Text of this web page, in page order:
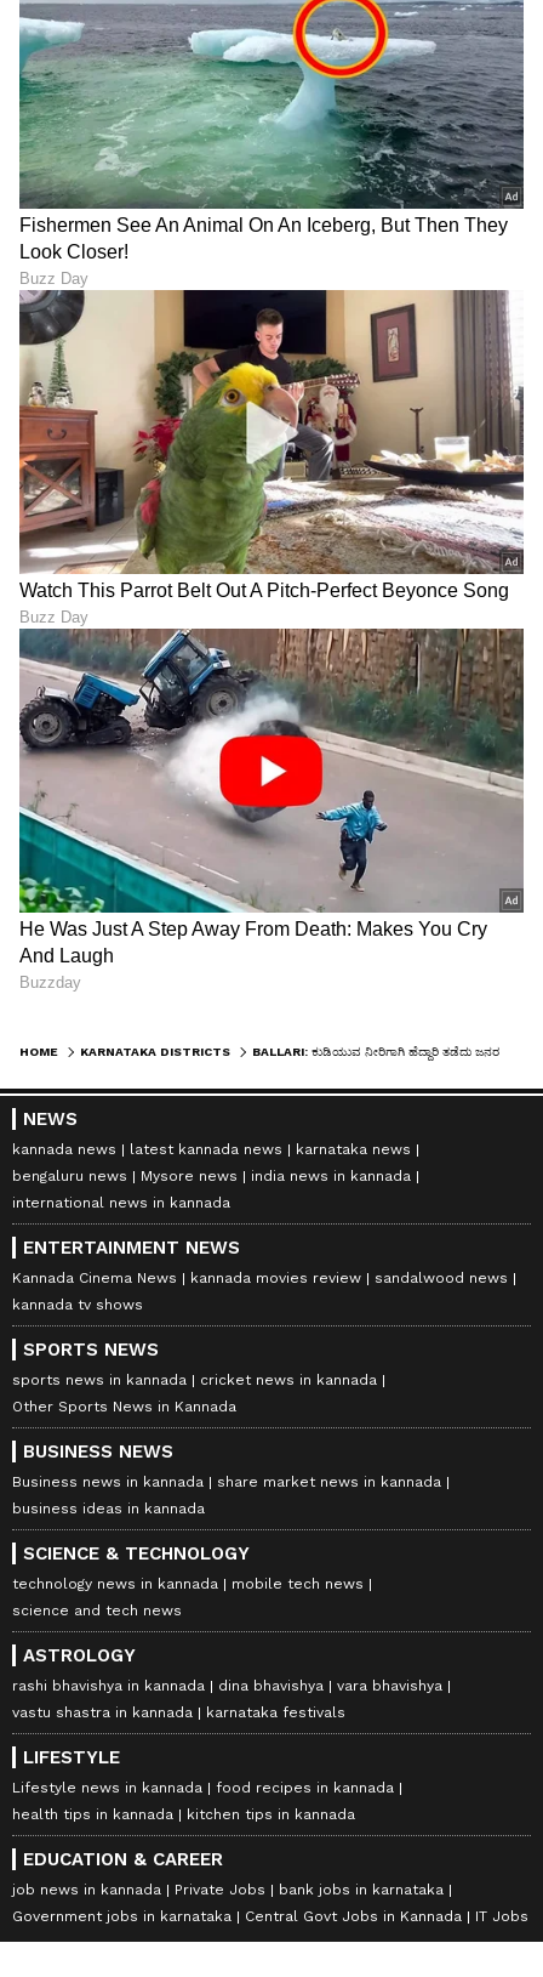
HOME KARNATAKA DISTRICTS
NEWS
kannada news latest kannada news
karnataka news
bengaluru news
Mysore news
india news in kannada
international news in kannada
ENTERTAINMENT NEWS
Kannada Cinema News kannada movies review
sandalwood news
kannada tv shows
SPORTS NEWS
sports news in kannada
cricket news in kannada
Other Sports News in Kannada
BUSINESS NEWS
Business news in kannada
share market news in kannada
business ideas in kannada
SCIENCE & TECHNOLOGY
technology news in kannada
mobile tech news
science and tech news
ASTROLOGY
rashi bhavishya in kannada dina bhavishya
vara bhavishya
vastu shastra in kannada
karnataka festivals
LIFESTYLE
Lifestyle news in kannada
food recipes in kannada
health tips in kannada
kitchen tips in kannada
EDUCATION & CAREER
job news in kannada Private Jobs
bank jobs in karnataka
Government jobs in karnataka
Central Govt Jobs in Kannada IT Jobs